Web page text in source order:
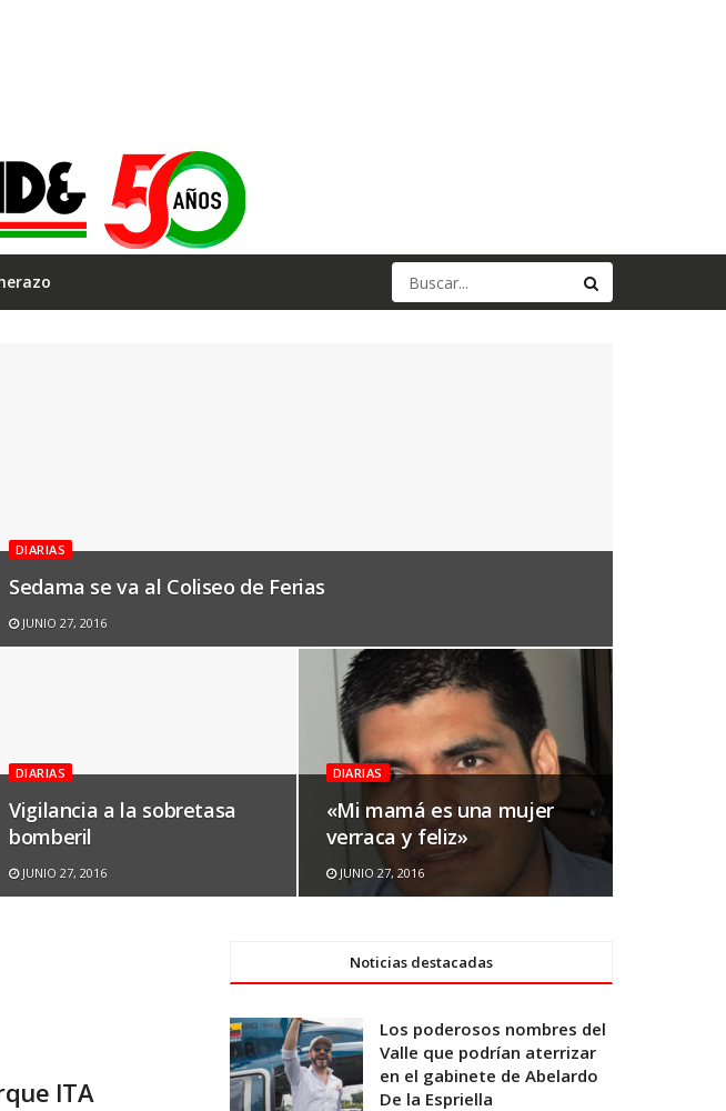
DIARIAS
Sedama se va al Coliseo de Ferias
JUNIO 27, 2016
DIARIAS
Vigilancia a la sobretasa
bomberil
JUNIO 27, 2016
DIARIAS
«Mi mamá es una mujer
verraca y feliz»
JUNIO 27, 2016
ITA
Noticias destacadas
Los poderosos nombres del
Valle que podrían aterrizar
en el gabinete de Abelardo
De la Espriella